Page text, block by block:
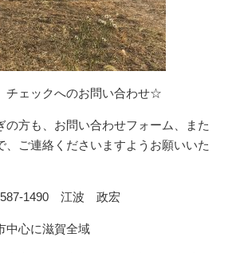
ェックへのお問い合わせ☆
の方も、お問い合わせフォーム、また
、ご連絡くださいますようお願いいた
1490 江波 政宏
中心に滋賀全域